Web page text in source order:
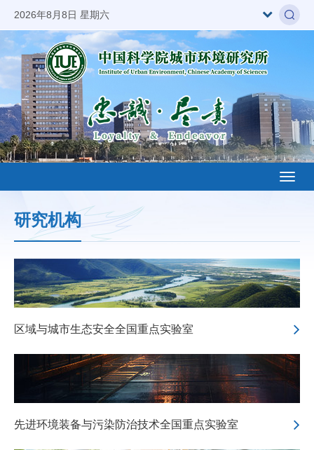
2026年8月8日 星期六
研究机构
区域与城市生态安全全国重点实验室
先进环境装备与污染防治技术全国重点实验室